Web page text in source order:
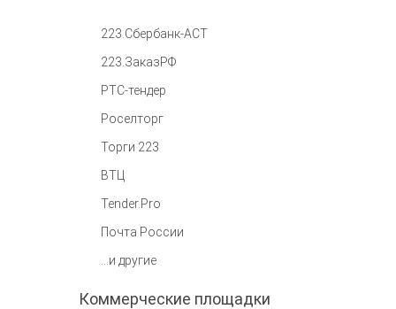
223.Сбербанк-АСТ
223.ЗаказРФ
РТС-тендер
Роселторг
Торги 223
ВТЦ
Tender.Pro
Почта России
...и другие
Коммерческие площадки